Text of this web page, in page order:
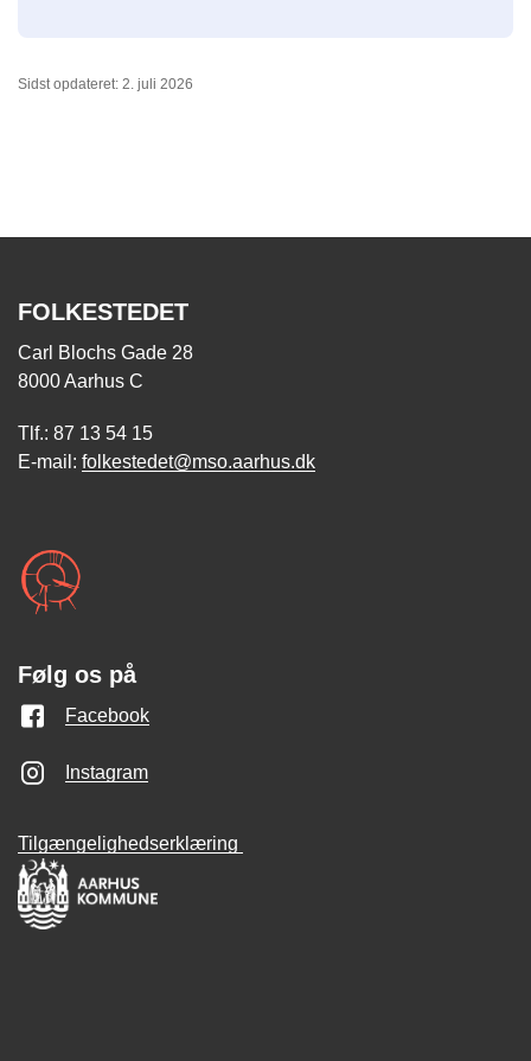
Sidst opdateret: 2. juli 2026
FOLKESTEDET
Carl Blochs Gade 28
8000 Aarhus C
Tlf.: 87 13 54 15
E-mail: folkestedet@mso.aarhus.dk
Følg os på
Facebook
Instagram
Tilgængelighedserklæring